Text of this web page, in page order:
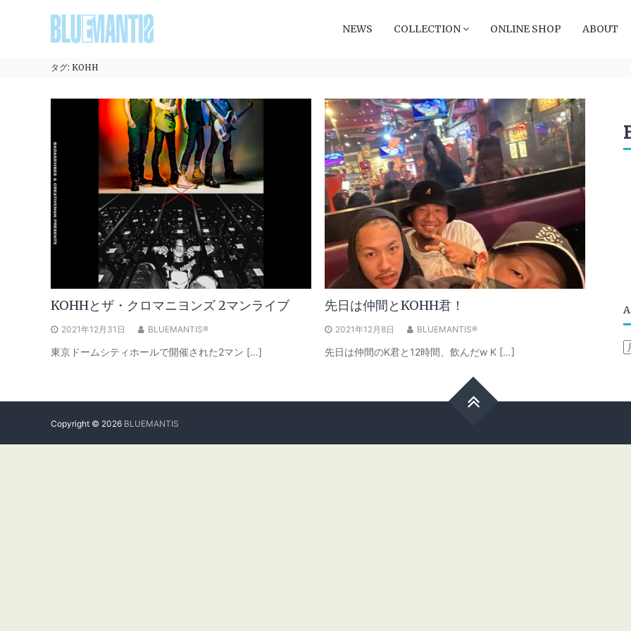
BLUEMANTIS
NEWS COLLECTION ONLINE SHOP ABOUT
タグ: KOHH
KOHHとザ・クロマニヨンズ 2マンライブ
2021年12月31日 BLUEMANTIS®
東京ドームシティホールで開催された2マン […]
先日は仲間とKOHH君！
2021年12月8日 BLUEMANTIS®
先日は仲間のK君と12時間、飲んだw K […]
Copyright © 2026 BLUEMANTIS